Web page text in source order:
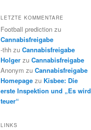
LETZTE KOMMENTARE
Football prediction zu
Cannabisfreigabe
-thh zu Cannabisfreigabe
Holger zu Cannabisfreigabe
Anonym zu Cannabisfreigabe
Homepage zu Kisbee: Die
erste Inspektion und „Es wird
teuer“
LINKS